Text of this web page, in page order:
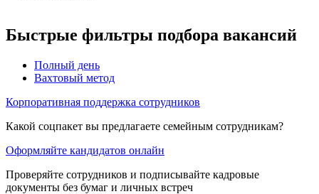
Быстрые фильтры подбора вакансий
Полный день
Вахтовый метод
Корпоративная поддержка сотрудников
Какой соцпакет вы предлагаете семейным сотрудникам?
Оформляйте кандидатов онлайн
Проверяйте сотрудников и подписывайте кадровые
документы без бумаг и личных встреч